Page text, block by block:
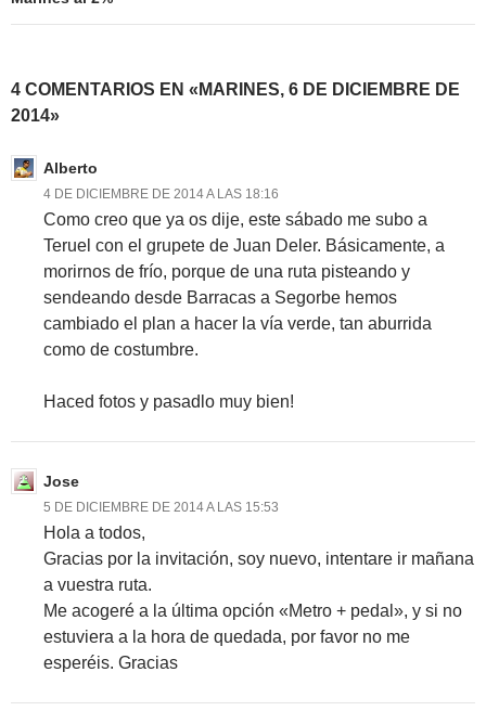
4 COMENTARIOS EN «MARINES, 6 DE DICIEMBRE DE
2014»
Alberto
4 DE DICIEMBRE DE 2014 A LAS 18:16
Como creo que ya os dije, este sábado me subo a
Teruel con el grupete de Juan Deler. Básicamente, a
morirnos de frío, porque de una ruta pisteando y
sendeando desde Barracas a Segorbe hemos
cambiado el plan a hacer la vía verde, tan aburrida
como de costumbre.
Haced fotos y pasadlo muy bien!
Jose
5 DE DICIEMBRE DE 2014 A LAS 15:53
Hola a todos,
Gracias por la invitación, soy nuevo, intentare ir mañana
a vuestra ruta.
Me acogeré a la última opción «Metro + pedal», y si no
estuviera a la hora de quedada, por favor no me
esperéis. Gracias